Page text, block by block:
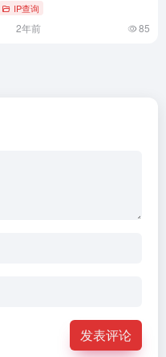
IP查询
2年前 85
发表评论